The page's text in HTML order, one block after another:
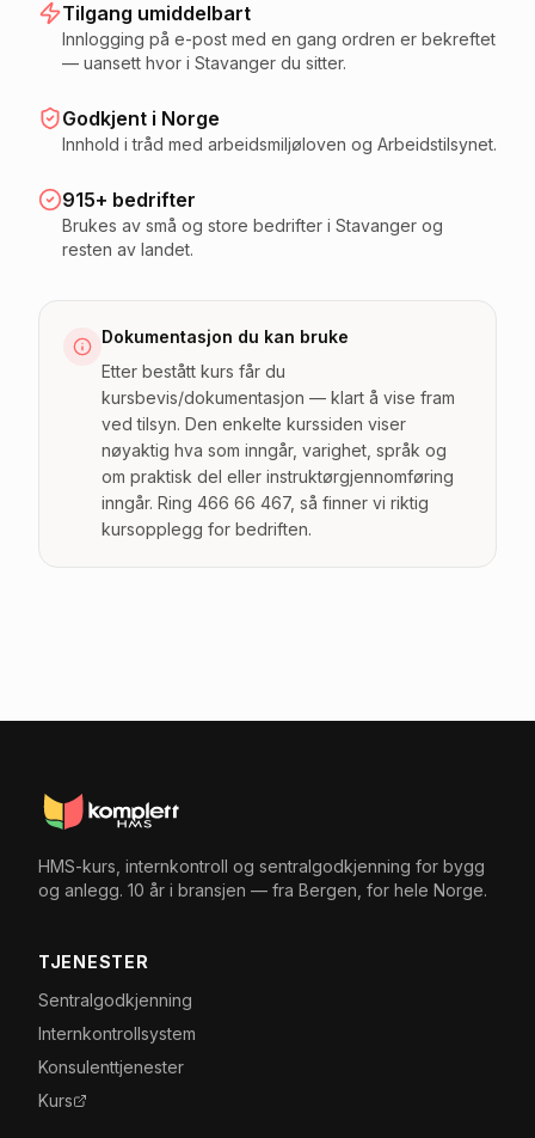
Tilgang umiddelbart
Innlogging på e-post med en gang ordren er bekreftet
— uansett hvor i Stavanger du sitter.
Godkjent i Norge
Innhold i tråd med arbeidsmiljøloven og Arbeidstilsynet.
915+ bedrifter
Brukes av små og store bedrifter i Stavanger og
resten av landet.
Dokumentasjon du kan bruke
Etter bestått kurs får du
kursbevis/dokumentasjon — klart å vise fram
ved tilsyn. Den enkelte kurssiden viser
nøyaktig hva som inngår, varighet, språk og
om praktisk del eller instruktørgjennomføring
inngår. Ring 466 66 467, så finner vi riktig
kursopplegg for bedriften.
HMS-kurs, internkontroll og sentralgodkjenning for bygg
og anlegg. 10 år i bransjen — fra Bergen, for hele Norge.
TJENESTER
Sentralgodkjenning
Internkontrollsystem
Konsulenttjenester
Kurs